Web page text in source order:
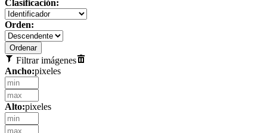
Clasificación:
Orden:
Filtrar imágenes
Ancho:pixeles
Alto:pixeles